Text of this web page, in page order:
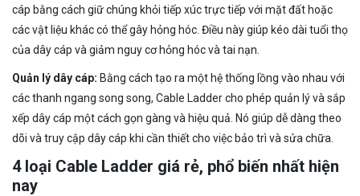
cáp bằng cách giữ chúng khỏi tiếp xúc trực tiếp với mặt đất hoặc
các vật liệu khác có thể gây hỏng hóc. Điều này giúp kéo dài tuổi thọ
của dây cáp và giảm nguy cơ hỏng hóc và tai nạn.
Quản lý dây cáp: Bằng cách tạo ra một hệ thống lồng vào nhau với
các thanh ngang song song, Cable Ladder cho phép quản lý và sắp
xếp dây cáp một cách gọn gàng và hiệu quả. Nó giúp dễ dàng theo
dõi và truy cập dây cáp khi cần thiết cho việc bảo trì và sửa chữa.
4 loại Cable Ladder giá rẻ, phổ biến nhất hiện
nay